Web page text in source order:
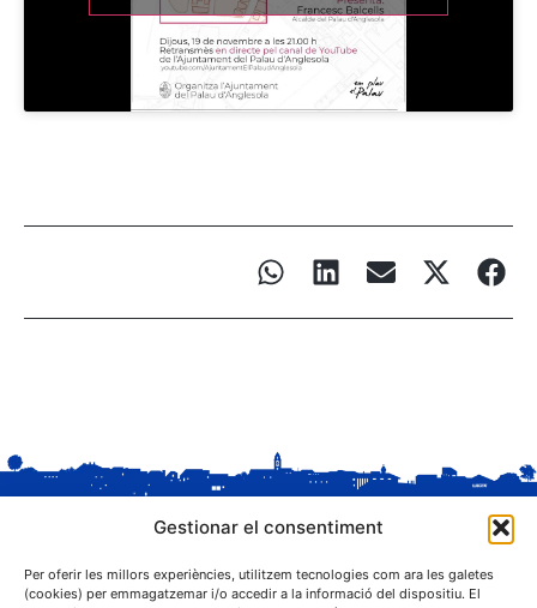
Gestionar el consentiment
Per oferir les millors experiències, utilitzem tecnologies com ara les galetes
(cookies) per emmagatzemar i/o accedir a la informació del dispositiu. El